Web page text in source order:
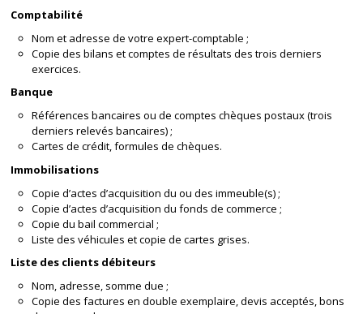
Comptabilité
Nom et adresse de votre expert-comptable ;
Copie des bilans et comptes de résultats des trois derniers
exercices.
Banque
Références bancaires ou de comptes chèques postaux (trois
derniers relevés bancaires) ;
Cartes de crédit, formules de chèques.
Immobilisations
Copie d’actes d’acquisition du ou des immeuble(s) ;
Copie d’actes d’acquisition du fonds de commerce ;
Copie du bail commercial ;
Liste des véhicules et copie de cartes grises.
Liste des clients débiteurs
Nom, adresse, somme due ;
Copie des factures en double exemplaire, devis acceptés, bons